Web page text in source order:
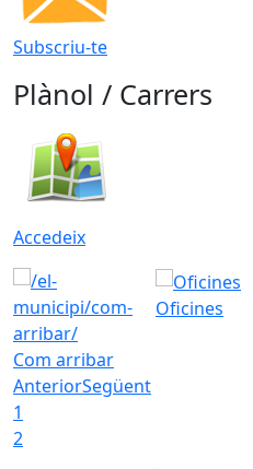
Subscriu-te
Plànol / Carrers
Accedeix
Com arribar
Oficines
AnteriorSegüent
1
2